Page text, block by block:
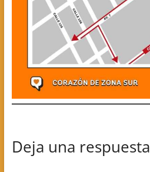
Deja una respuesta